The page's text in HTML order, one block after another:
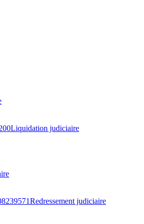
Liquidation judiciaire
Redressement judiciaire